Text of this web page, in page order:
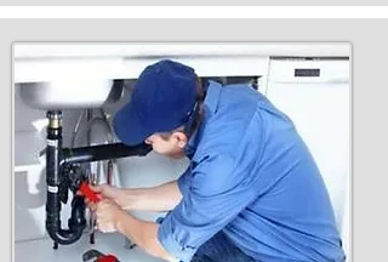
INCÊNDIO, QUEDA
Cobertura contra danos
ocorrida dentro do
danos causados por
ROUBO E
Garante a
arrombamento ocorrido no
ou seu conteúdo durante a